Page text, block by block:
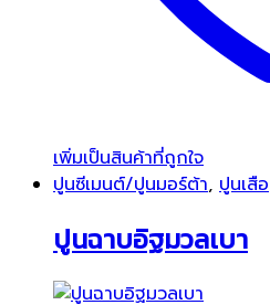
เพิ่มเป็นสินค้าที่ถูกใจ
ปูนซีเมนต์/ปูนมอร์ต้า, ปูนเสือ
ปูนฉาบอิฐมวลเบา